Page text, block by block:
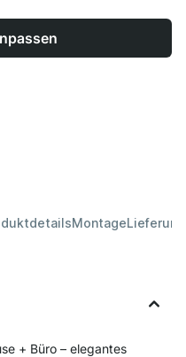
Montage
+ Büro – elegantes